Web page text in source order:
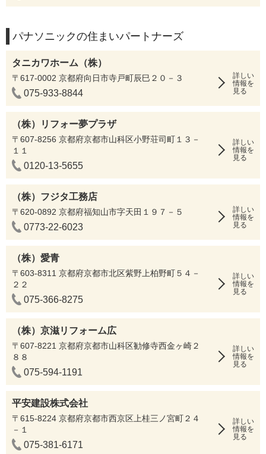
パナソニックの住まいパートナーズ
タニカワホーム（株）
〒617-0002 京都府向日市寺戸町辰巳２０－３
075-933-8844
詳しい
情報を
見る
（株）リフォー夢プラザ
〒607-8256 京都府京都市山科区小野荘司町１３－
１１
0120-13-5655
詳しい
情報を
見る
（株）フジタ工務店
〒620-0892 京都府福知山市字天田１９７－５
0773-22-6023
詳しい
情報を
見る
（株）愛青
〒603-8311 京都府京都市北区紫野上柏野町５４－
２２
075-366-8275
詳しい
情報を
見る
（株）京滋リフォーム広
〒607-8221 京都府京都市山科区勧修寺西金ヶ崎２
８８
075-594-1191
詳しい
情報を
見る
平安建設株式会社
〒615-8224 京都府京都市西京区上桂三ノ宮町２４
－１
075-381-6171
詳しい
情報を
見る